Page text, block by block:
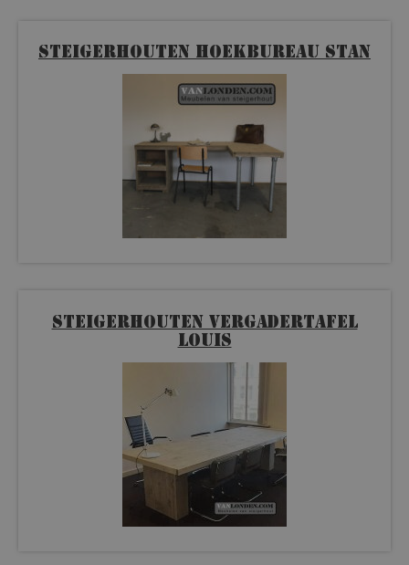
Steigerhouten hoekbureau Stan
Steigerhouten vergadertafel
Louis